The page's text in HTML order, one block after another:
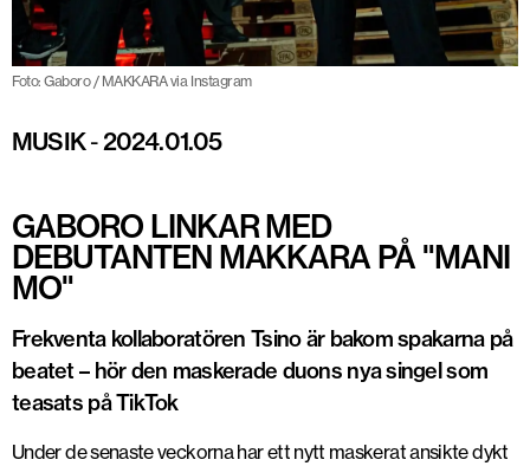
Foto: Gaboro / MAKKARA via Instagram
MUSIK- 2024.01.05
GABORO LINKAR MED
DEBUTANTEN MAKKARA PÅ "MANI
MO"
Frekventa kollaboratören Tsino är bakom spakarna på
beatet – hör den maskerade duons nya singel som
teasats på TikTok
Under de senaste veckorna har ett nytt maskerat ansikte dykt